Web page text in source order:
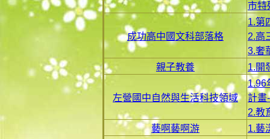
市特
成功高中國文科部落格
1.第
2.高
3.奢
親子教養
1.開
左營國中自然與生活科技領域
1.96
計畫
2.教
藝啊藝啊游
1.藝